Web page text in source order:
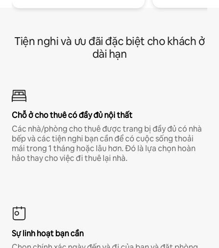
Tiện nghi và ưu đãi đặc biệt cho khách ở
dài hạn
Chỗ ở cho thuê có đầy đủ nội thất
Các nhà/phòng cho thuê được trang bị đầy đủ có nhà
bếp và các tiện nghi bạn cần để có cuộc sống thoải
mái trong 1 tháng hoặc lâu hơn. Đó là lựa chọn hoàn
hảo thay cho việc đi thuê lại nhà.
Sự linh hoạt bạn cần